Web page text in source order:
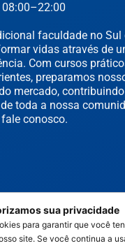
faculdade no Sul
vidas através de
Com cursos
preparamos
mercado,
toda a nossa
conosco.
sua privacidade
para garantir que você
site. Se você continua a